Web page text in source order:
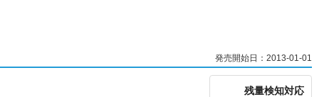
発売開始日：2013-01-01
残量検知対応